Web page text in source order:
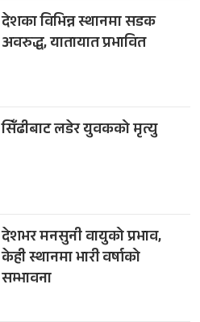
देशका विभिन्न स्थानमा सडक
अवरुद्ध, यातायात प्रभावित
सिँढीबाट लडेर युवकको मृत्यु
देशभर मनसुनी वायुको प्रभाव,
केही स्थानमा भारी वर्षाको
सम्भावना